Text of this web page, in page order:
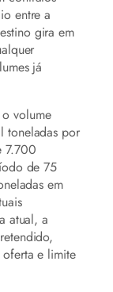
entre a
gira em
já
volume
toneladas por
7.700
de 75
em
atual, a
oferta e limite